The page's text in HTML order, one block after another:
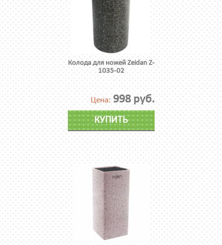
Колода для ножей Zeidan Z-
1035-02
Цена: 998 руб.
КУПИТЬ